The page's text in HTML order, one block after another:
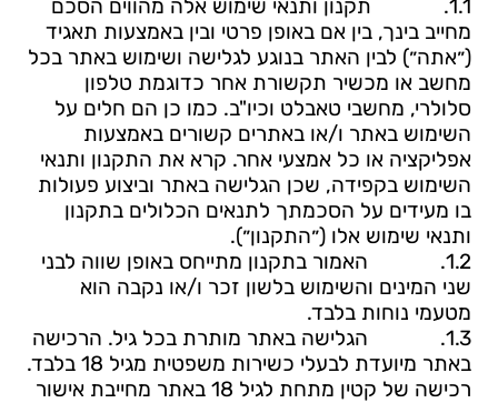
1.1.
תקנון ותנאי שימוש אלה מהווים הסכם
מחייב בינך, בין אם באופן פרטי ובין באמצעות תאגיד
(״אתה״) לבין האתר בנוגע לגלישה ושימוש באתר בכל
מחשב או מכשיר תקשורת אחר כדוגמת טלפון
סלולרי, מחשבי טאבלט וכיו"ב. כמו כן הם חלים על
השימוש באתר ו/או באתרים קשורים באמצעות
אפליקציה או כל אמצעי אחר. קרא את התקנון ותנאי
השימוש בקפידה, שכן הגלישה באתר וביצוע פעולות
בו מעידים על הסכמתך לתנאים הכלולים בתקנון
ותנאי שימוש אלו (״התקנון״).
1.2.
האמור בתקנון מתייחס באופן שווה לבני
שני המינים והשימוש בלשון זכר ו/או נקבה הוא
מטעמי נוחות בלבד.
1.3.
הגלישה באתר מותרת בכל גיל. הרכישה
באתר מיועדת לבעלי כשירות משפטית מגיל 18 בלבד.
רכישה של קטין מתחת לגיל 18 באתר מחייבת אישור